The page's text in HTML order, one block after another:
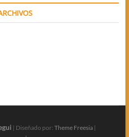
| Diseñado por: Theme Freesia|